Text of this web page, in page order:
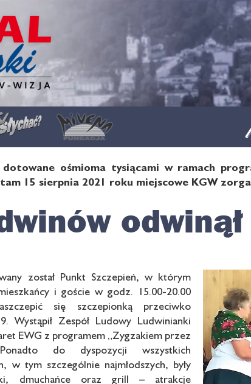
dotowane ośmioma tysiącami w ramach
tam 15 sierpnia 2021 roku miejscowe KGW
odwinął
został Punkt Szczepień, w którym
i goście w godz. 15.00-20.00
się szczepionką przeciwko
Wystąpił Zespół Ludowy Ludwinianki
EWG z programem „Zygzakiem przez
do dyspozycji wszystkich
w tym szczególnie najmłodszych, były
dmuchańce oraz grill – atrakcje